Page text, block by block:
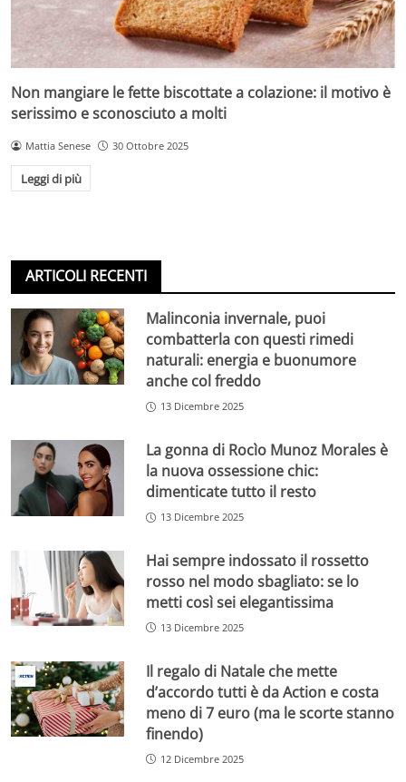
Non mangiare le fette biscottate a colazione: il motivo è
serissimo e sconosciuto a molti
Mattia Senese 30 Ottobre 2025
Leggi di più
ARTICOLI RECENTI
Malinconia invernale, puoi
combatterla con questi rimedi
naturali: energia e buonumore
anche col freddo
13 Dicembre 2025
La gonna di Rocìo Munoz Morales è
la nuova ossessione chic:
dimenticate tutto il resto
13 Dicembre 2025
Hai sempre indossato il rossetto
rosso nel modo sbagliato: se lo
metti così sei elegantissima
13 Dicembre 2025
Il regalo di Natale che mette
d’accordo tutti è da Action e costa
meno di 7 euro (ma le scorte stanno
finendo)
12 Dicembre 2025